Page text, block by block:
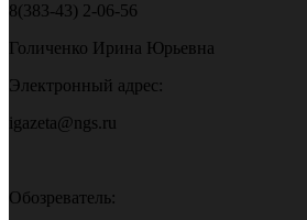
8(383-43) 2-06-56
Голиченко Ирина Юрьевна
Электронный адрес:
igazeta@ngs.ru
Обозреватель: